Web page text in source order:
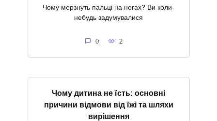
Чому мерзнуть пальці на ногах? Ви коли-
небудь задумувалися
0 2
Чому дитина не їсть: основні
причини відмови від їжі та шляхи
вирішення